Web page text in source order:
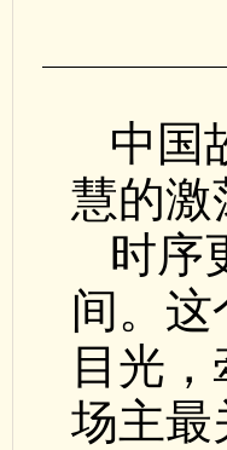
中国
慧的激
时序
间。
目光
场主最